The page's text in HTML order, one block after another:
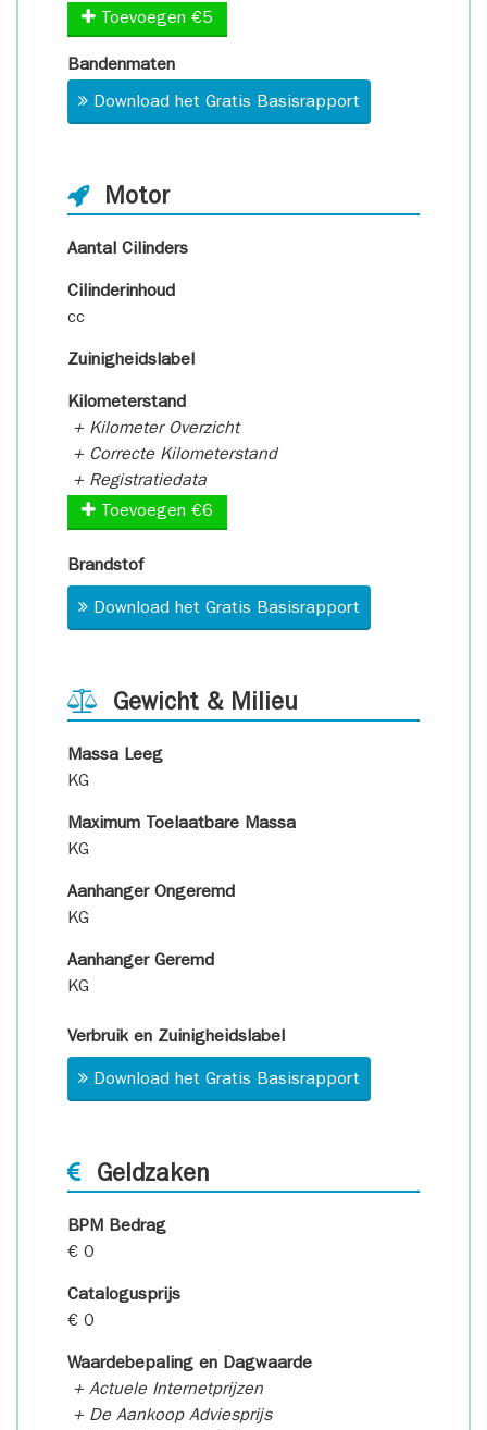
Toevoegen €5
Bandenmaten
Download het Gratis Basisrapport
Motor
Aantal Cilinders
Cilinderinhoud
cc
Zuinigheidslabel
Kilometerstand
+ Kilometer Overzicht
+ Correcte Kilometerstand
+ Registratiedata
Toevoegen €6
Brandstof
Download het Gratis Basisrapport
Gewicht & Milieu
Massa Leeg
KG
Maximum Toelaatbare Massa
KG
Aanhanger Ongeremd
KG
Aanhanger Geremd
KG
Verbruik en Zuinigheidslabel
Download het Gratis Basisrapport
Geldzaken
BPM Bedrag
€ 0
Catalogusprijs
€ 0
Waardebepaling en Dagwaarde
+ Actuele Internetprijzen
+ De Aankoop Adviesprijs